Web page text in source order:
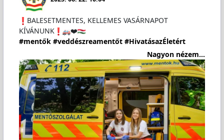
️BALESETMENTES, KELLEMES VASÁRNAPOT
KÍVÁNUNK
❤️
#mentők #veddészreamentőt #HivatásazÉletért
Nagyon nézem...